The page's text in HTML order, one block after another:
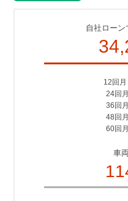
自社ロー
12回
24回
36回
48回
60回
車